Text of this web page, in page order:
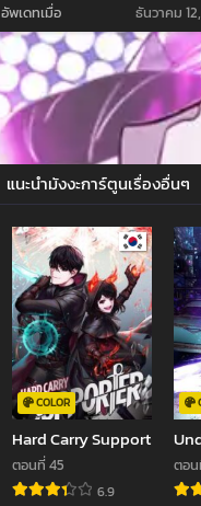
อัพเดทเมื่อ
ธันวาคม
แนะนำมังงะการ์ตูนเรื่องอื่นๆ
COLOR
Hard Carry Support
ตอนที่ 45
6.9
ตอ